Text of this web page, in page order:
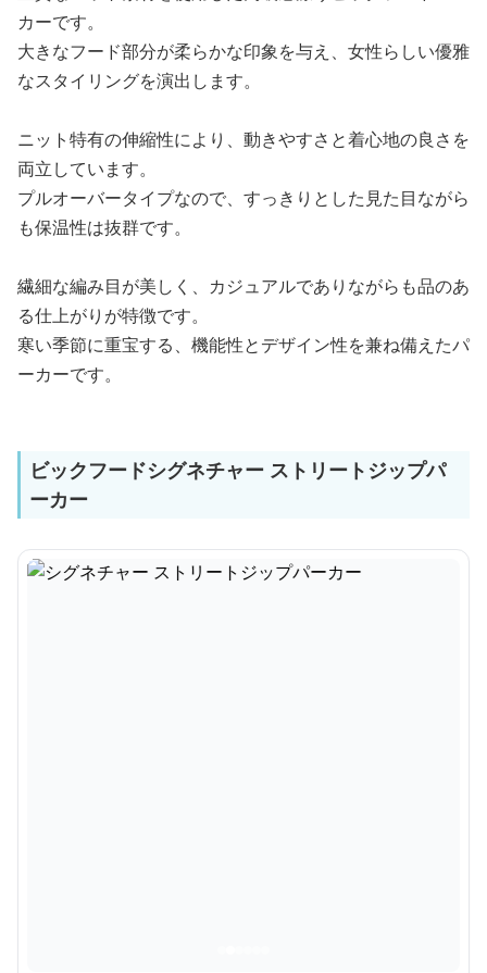
カーです。
大きなフード部分が柔らかな印象を与え、女性らしい優雅
なスタイリングを演出します。
ニット特有の伸縮性により、動きやすさと着心地の良さを
両立しています。
プルオーバータイプなので、すっきりとした見た目ながら
も保温性は抜群です。
繊細な編み目が美しく、カジュアルでありながらも品のあ
る仕上がりが特徴です。
寒い季節に重宝する、機能性とデザイン性を兼ね備えたパ
ーカーです。
ビックフードシグネチャー ストリートジップパ
ーカー